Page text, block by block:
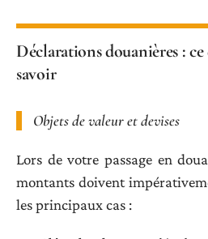
Déclarations douanières : ce
savoir
Objets de valeur et devises
Lors de votre passage en
montants doivent
les principaux cas :